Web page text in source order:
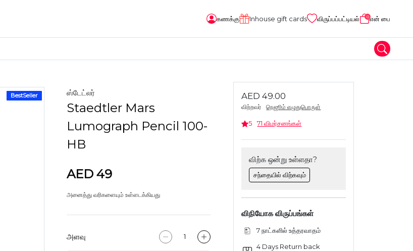
கணக்கு Inhouse gift cards விருப்பப்பட்டியல் 0என் பை
கைவினைப் பொருட்கள்
BestSeller ஸ்டேட்லர்
Staedtler Mars
Lumograph Pencil 100-
HB
AED 49
அனைத்து வரிகளையும் உள்ளடக்கியது
அளவு
AED 49.00
விற்றவர் நெஜூம் எழுதுபொருள்
5 71 விமர்சனங்கள்
விற்க ஒன்று உள்ளதா?
சந்தையில் விற்கவும்
விநியோக விருப்பங்கள்
7 நாட்களில் உத்தரவாதம்
4 Days Return back